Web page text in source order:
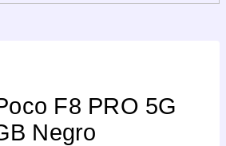
F8 PRO 5G
Negro